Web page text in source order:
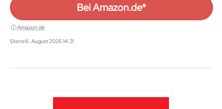
Bei Amazon.de*
Amazon.de
Stand 6. August 2026 14:31